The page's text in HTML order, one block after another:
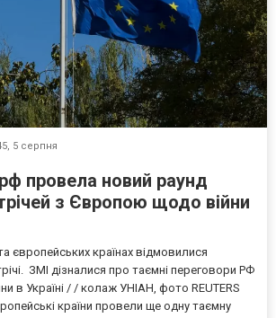
5 серпня
провела новий раунд
з Європою щодо війни
європейських країнах відмовилися
ЗМІ дізналися про таємні переговори РФ
в Україні / / колаж УНІАН, фото REUTERS
країни провели ще одну таємну